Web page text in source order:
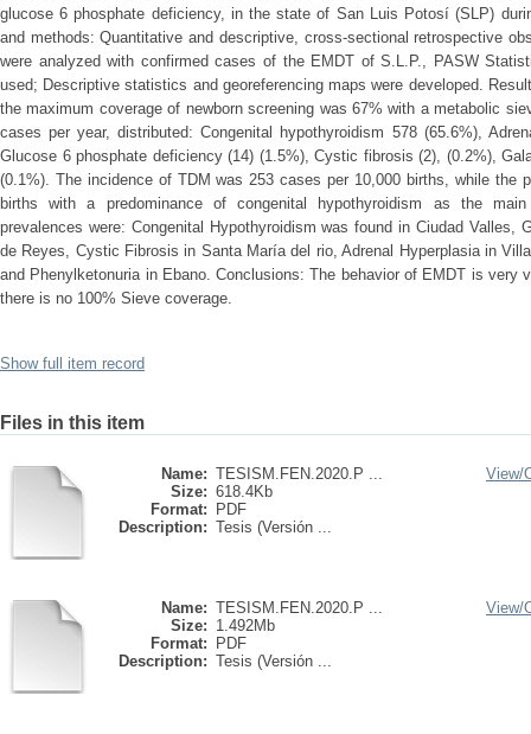
glucose 6 phosphate deficiency, in the state of San Luis Potosí (SLP)
and methods: Quantitative and descriptive, cross-sectional retrospective
were analyzed with confirmed cases of the EMDT of S.L.P., PASW
used; Descriptive statistics and georeferencing maps were developed.
the maximum coverage of newborn screening was 67% with a metabolic
cases per year, distributed: Congenital hypothyroidism 578 (65.6%),
Glucose 6 phosphate deficiency (14) (1.5%), Cystic fibrosis (2), (0.2%),
(0.1%). The incidence of TDM was 253 cases per 10,000 births, while the
births with a predominance of congenital hypothyroidism as the
prevalences were: Congenital Hypothyroidism was found in Ciudad Valles,
de Reyes, Cystic Fibrosis in Santa María del rio, Adrenal Hyperplasia in
and Phenylketonuria in Ebano. Conclusions: The behavior of EMDT is very
there is no 100% Sieve coverage.
Show full item record
Files in this item
Name: TESISM.FEN.2020.P ...
Size: 618.4Kb
Format:
PDF
Description: Tesis (Versión ...
View/
Name: TESISM.FEN.2020.P ...
Size: 1.492Mb
Format:
PDF
Description: Tesis (Versión ...
View/